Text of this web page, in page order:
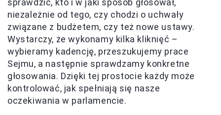
sprawdzić, kto i w jaki sposób głosował,
niezależnie od tego, czy chodzi o uchwały
związane z budżetem, czy też nowe ustawy.
Wystarczy, że wykonamy kilka kliknięć –
wybieramy kadencję, przeszukujemy prace
Sejmu, a następnie sprawdzamy konkretne
głosowania. Dzięki tej prostocie każdy może
kontrolować, jak spełniają się nasze
oczekiwania w parlamencie.